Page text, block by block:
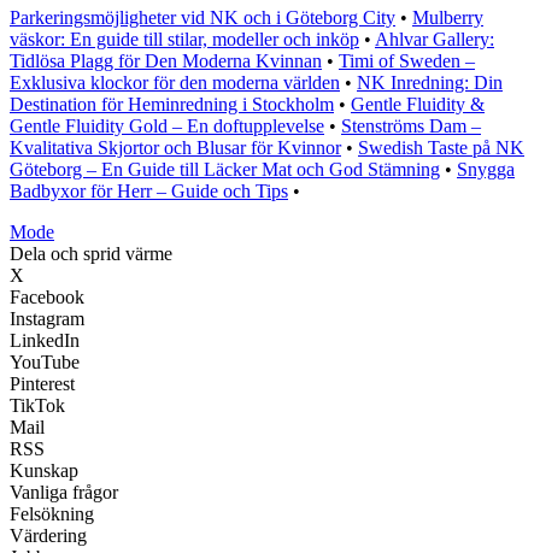
Parkeringsmöjligheter vid NK och i Göteborg City • Mulberry
väskor: En guide till stilar, modeller och inköp • Ahlvar Gallery:
Tidlösa Plagg för Den Moderna Kvinnan • Timi of Sweden –
Exklusiva klockor för den moderna världen • NK Inredning: Din
Destination för Heminredning i Stockholm • Gentle Fluidity &
Gentle Fluidity Gold – En doftupplevelse • Stenströms Dam –
Kvalitativa Skjortor och Blusar för Kvinnor• Swedish Taste på NK
Göteborg – En Guide till Läcker Mat och God Stämning • Snygga
Badbyxor för Herr – Guide och Tips •
Mode
Dela och sprid värme
X
Facebook
Instagram
LinkedIn
YouTube
Pinterest
TikTok
Mail
RSS
Kunskap
Vanliga frågor
Felsökning
Värdering